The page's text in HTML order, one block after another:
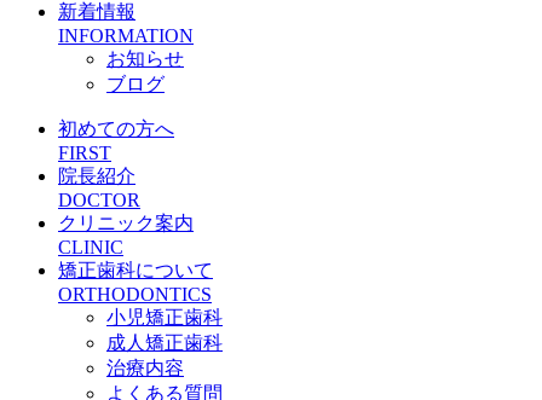
新着情報
INFORMATION
お知らせ
ブログ
初めての方へ
FIRST
院長紹介
DOCTOR
クリニック案内
CLINIC
矯正歯科について
ORTHODONTICS
小児矯正歯科
成人矯正歯科
治療内容
よくある質問